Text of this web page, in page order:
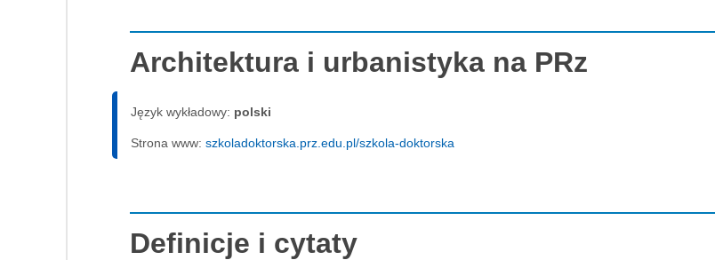
Architektura i urbanistyka na PRz
Język wykładowy: polski
Strona www: szkoladoktorska.prz.edu.pl/szkola-doktorska
Definicje i cytaty